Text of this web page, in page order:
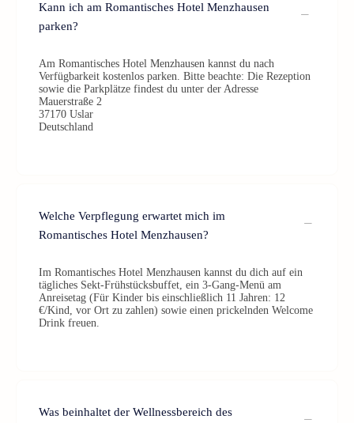
Kann ich am Romantisches Hotel Menzhausen
parken?
Am Romantisches Hotel Menzhausen kannst du nach
Verfügbarkeit kostenlos parken. Bitte beachte: Die Rezeption
sowie die Parkplätze findest du unter der Adresse
Mauerstraße 2
37170 Uslar
Deutschland
Welche Verpflegung erwartet mich im
Romantisches Hotel Menzhausen?
Im Romantisches Hotel Menzhausen kannst du dich auf ein
tägliches Sekt-Frühstücksbuffet, ein 3-Gang-Menü am
Anreisetag (Für Kinder bis einschließlich 11 Jahren: 12
€/Kind, vor Ort zu zahlen) sowie einen prickelnden Welcome
Drink freuen.
Was beinhaltet der Wellnessbereich des